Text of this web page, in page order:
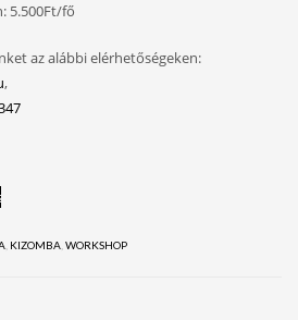
5.500Ft/fő
az alábbi elérhetőségeken:
,
KIZOMBA WORKSHOP